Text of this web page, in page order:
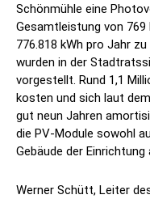
Schönmühle eine
Gesamtleistung von
776.818 kWh pro Jahr
wurden in der
vorgestellt. Rund 1,1
kosten und sich laut
gut neun Jahren
die PV-Module sowohl
Gebäude der
Werner Schütt, Leiter